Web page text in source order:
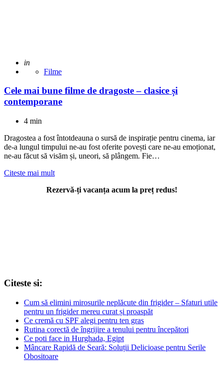
Adaugat
in
Filme
Cele mai bune filme de dragoste – clasice și
contemporane
4 min
Dragostea a fost întotdeauna o sursă de inspirație pentru cinema, iar
de-a lungul timpului ne-au fost oferite povești care ne-au emoționat,
ne-au făcut să visăm și, uneori, să plângem. Fie…
Citeste mai mult
Rezervă-ți vacanța acum la preț redus!
Citeste si:
Cum să elimini mirosurile neplăcute din frigider – Sfaturi utile
pentru un frigider mereu curat și proaspăt
Ce cremă cu SPF alegi pentru ten gras
Rutina corectă de îngrijire a tenului pentru începători
Ce poti face in Hurghada, Egipt
Mâncare Rapidă de Seară: Soluții Delicioase pentru Serile
Obositoare